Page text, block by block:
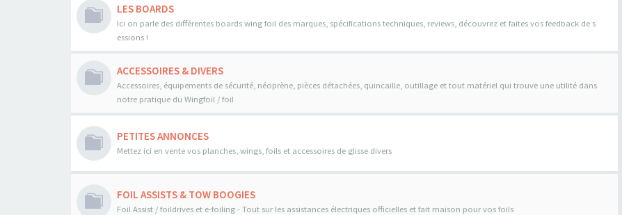
LES BOARDS
Ici on parle des différentes boards wing foil des marques, spécifications techniques, reviews, découvrez et faites vos feedback de s
essions !
ACCESSOIRES & DIVERS
Accessoires, équipements de sécurité, néoprène, pièces détachées, quincaille, outillage et tout matériel qui trouve une utilité dans
notre pratique du Wingfoil / foil
PETITES ANNONCES
Mettez ici en vente vos planches, wings, foils et accessoires de glisse divers
FOIL ASSISTS & TOW BOOGIES
Foil Assist / foildrives et e-foiling - Tout sur les assistances électriques officielles et fait maison pour vos foils